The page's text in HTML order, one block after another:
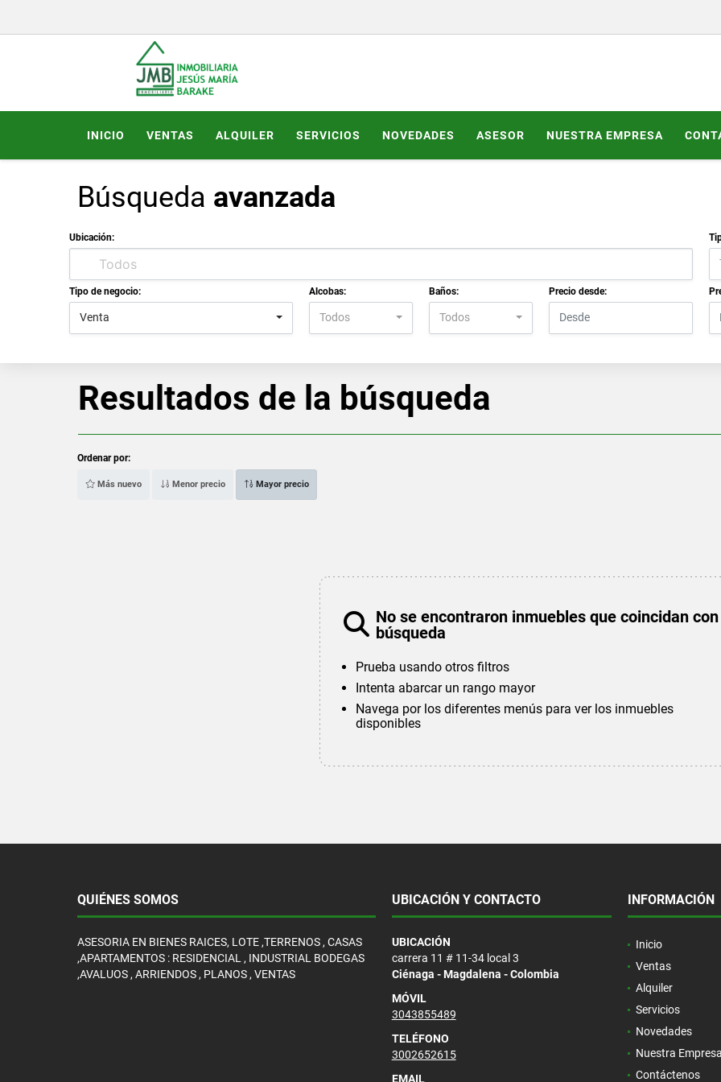
INICIO VENTAS ALQUILER SERVICIOS NOVEDADES ASESOR NUESTRA EMPRESA
Búsqueda avanzada
Ubicación:
Tipo de negocio:
Venta
Alcobas:
Todos
Baños:
Todos
Precio desde:
Resultados de la búsqueda
Ordenar por:
Más nuevo Menor precio Mayor precio
No se encontraron inmuebles que coincidan
búsqueda
Prueba usando otros filtros
Intenta abarcar un rango mayor
Navega por los diferentes menús para ver los inmuebles
disponibles
QUIÉNES SOMOS
ASESORIA EN BIENES RAICES, LOTE ,TERRENOS , CASAS
,APARTAMENTOS : RESIDENCIAL , INDUSTRIAL BODEGAS
,AVALUOS , ARRIENDOS , PLANOS , VENTAS
UBICACIÓN Y CONTACTO
UBICACIÓN
carrera 11 # 11-34 local 3
Ciénaga - Magdalena - Colombia
MÓVIL
3043855489
TELÉFONO
3002652615
EMAIL
INFORMACIÓN
Inicio
Ventas
Alquiler
Servicios
Novedades
Nuestra
Contáctenos